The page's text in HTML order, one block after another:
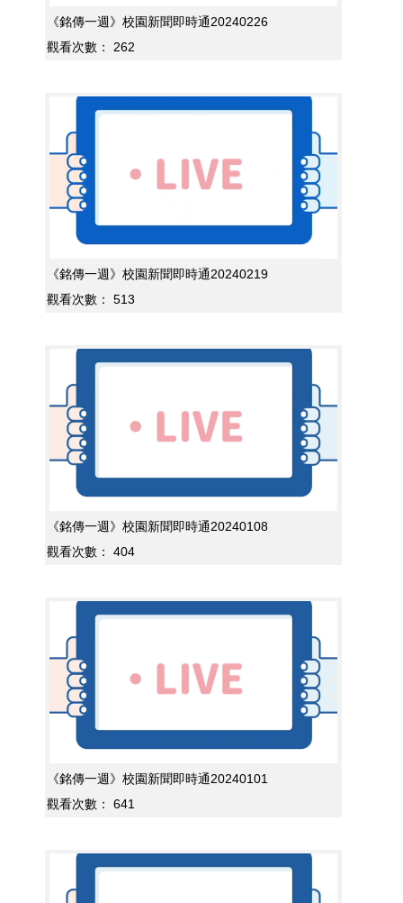
《銘傳一週》校園新聞即時通20240226
觀看次數：
262
《銘傳一週》校園新聞即時通20240219
觀看次數：
513
《銘傳一週》校園新聞即時通20240108
觀看次數：
404
《銘傳一週》校園新聞即時通20240101
觀看次數：
641